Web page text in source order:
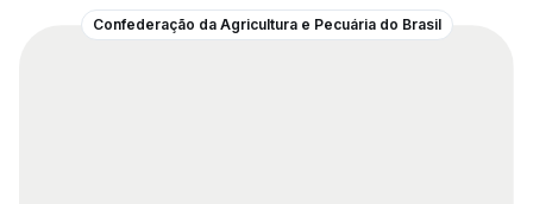
Confederação da Agricultura e Pecuária do Brasil